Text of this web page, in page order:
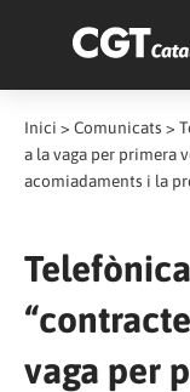
Inici > Comunicats >
a la vaga per primera
acomiadaments i la
vaga per